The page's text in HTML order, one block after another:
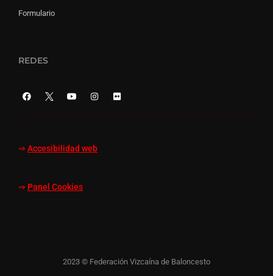
Formulario
REDES
⇒ Accesibilidad web
⇒ Panel Cookies
2023 © Federación Vizcaína de Baloncesto